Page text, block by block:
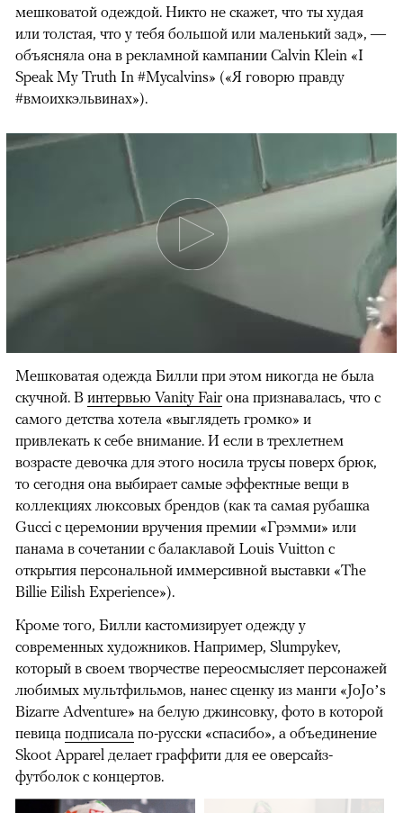
мешковатой одеждой. Никто не скажет, что ты худая
или толстая, что у тебя большой или маленький зад», —
объясняла она в рекламной кампании Calvin Klein «I
Speak My Truth In #Mycalvins» («Я говорю правду
#вмоихкэльвинах»).
Мешковатая одежда Билли при этом никогда не была
скучной. В интервью Vanity Fair она признавалась, что с
самого детства хотела «выглядеть громко» и
привлекать к себе внимание. И если в трехлетнем
возрасте девочка для этого носила трусы поверх брюк,
то сегодня она выбирает самые эффектные вещи в
коллекциях люксовых брендов (как та самая рубашка
Gucci с церемонии вручения премии «Грэмми» или
панама в сочетании с балаклавой Louis Vuitton с
открытия персональной иммерсивной выставки «The
Billie Eilish Experience»).
Кроме того, Билли кастомизирует одежду у
современных художников. Например, Slumpykev,
который в своем творчестве переосмысляет персонажей
любимых мультфильмов, нанес сценку из манги «JoJo’s
Bizarre Adventure» на белую джинсовку, фото в которой
певица подписала по-русски «спасибо», а объединение
Skoot Apparel делает граффити для ее оверсайз-
футболок с концертов.